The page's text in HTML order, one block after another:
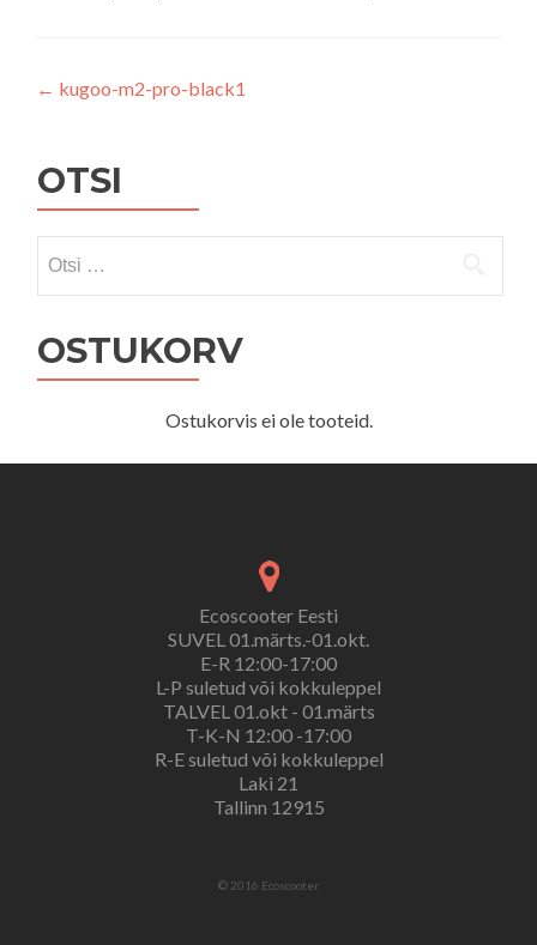
Navigeerimine
← kugoo-m2-pro-black1
OTSI
OSTUKORV
Ostukorvis ei ole tooteid.
Ecoscooter Eesti
SUVEL 01.märts.-01.okt.
E-R 12:00-17:00
L-P suletud või kokkuleppel
TALVEL 01.okt - 01.märts
T-K-N 12:00 -17:00
R-E suletud või kokkuleppel
Laki 21
Tallinn 12915
© 2016 Ecoscooter.